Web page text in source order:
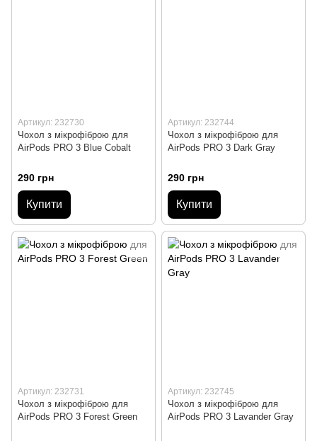
Артикул: 232730
Чохол з мікрофіброю для
AirPods PRO 3 Blue Cobalt
290 грн
Купити
Артикул: 232744
Чохол з мікрофіброю для
AirPods PRO 3 Dark Gray
290 грн
Купити
Артикул: 232731
Чохол з мікрофіброю для
AirPods PRO 3 Forest Green
Артикул: 232745
Чохол з мікрофіброю для
AirPods PRO 3 Lavander Gray